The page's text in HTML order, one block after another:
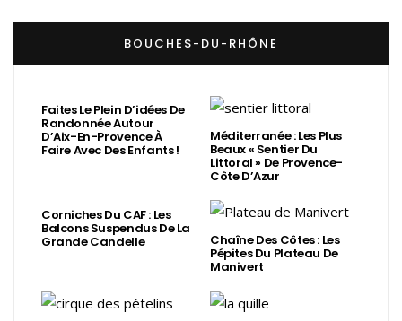
BOUCHES-DU-RHÔNE
Faites Le Plein D’idées De
Randonnée Autour
D’Aix-En-Provence À
Faire Avec Des Enfants !
Méditerranée : Les Plus
Beaux « Sentier Du
Littoral » De Provence-
Côte D’Azur
Corniches Du CAF : Les
Balcons Suspendus De La
Grande Candelle Chaîne Des Côtes : Les
Pépites Du Plateau De
Manivert